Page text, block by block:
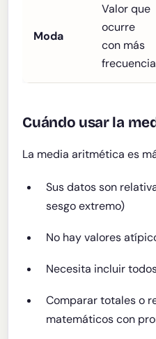
Moda
Valor que
ocurre
con más
frecuencia
Cuándo usar la
La media aritmética es
Sus datos son
sesgo extremo)
No hay valores
Necesita incluir
Comparar totales o
matemáticos con